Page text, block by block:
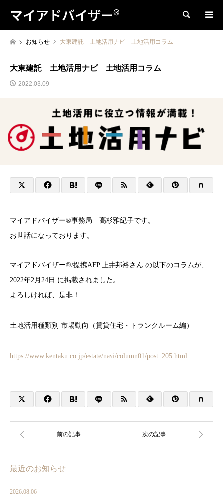
マイアドバイザー® 検索
お知らせ 大東建託 土地活用ナビ 土地活用コラム
大東建託 土地活用ナビ 土地活用コラム
2022.03.09
マイアドバイザー®︎事務局 髙杉雅紀子です。
お世話になっております。
マイアドバイザー®/提携AFP 上井邦裕さん の以下のコラムが、
2022年2月24日 に掲載されました。
よろしければ、是非！
土地活用種類別 市場動向（賃貸住宅・トランクルーム編）
https://www.kentaku.co.jp/estate/navi/column01/post_205.html
最近のお知らせ
2026.08.06